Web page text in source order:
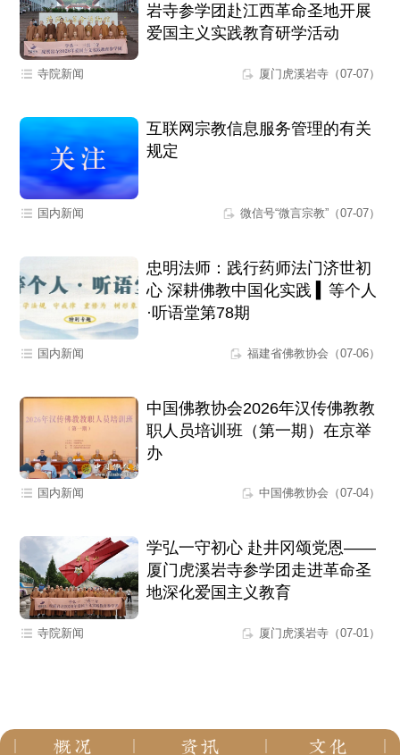
岩寺参学团赴江西革命圣地开展
爱国主义实践教育研学活动
厦门虎溪岩寺（07-07）
寺院新闻
互联网宗教信息服务管理的有关
规定
微信号“微言宗教”（07-07）
国内新闻
忠明法师：践行药师法门济世初
心 深耕佛教中国化实践 ▍等个人
·听语堂第78期
福建省佛教协会（07-06）
国内新闻
中国佛教协会2026年汉传佛教教
职人员培训班（第一期）在京举
办
中国佛教协会（07-04）
国内新闻
学弘一守初心 赴井冈颂党恩——
厦门虎溪岩寺参学团走进革命圣
地深化爱国主义教育
厦门虎溪岩寺（07-01）
寺院新闻